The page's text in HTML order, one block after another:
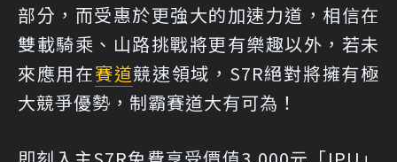
部分，而受惠於更強大的加速力道，相信在
雙載騎乘、山路挑戰將更有樂趣以外，若未
來應用在賽道競速領域，S7R絕對將擁有極
大競爭優勢，制霸賽道大有可為！